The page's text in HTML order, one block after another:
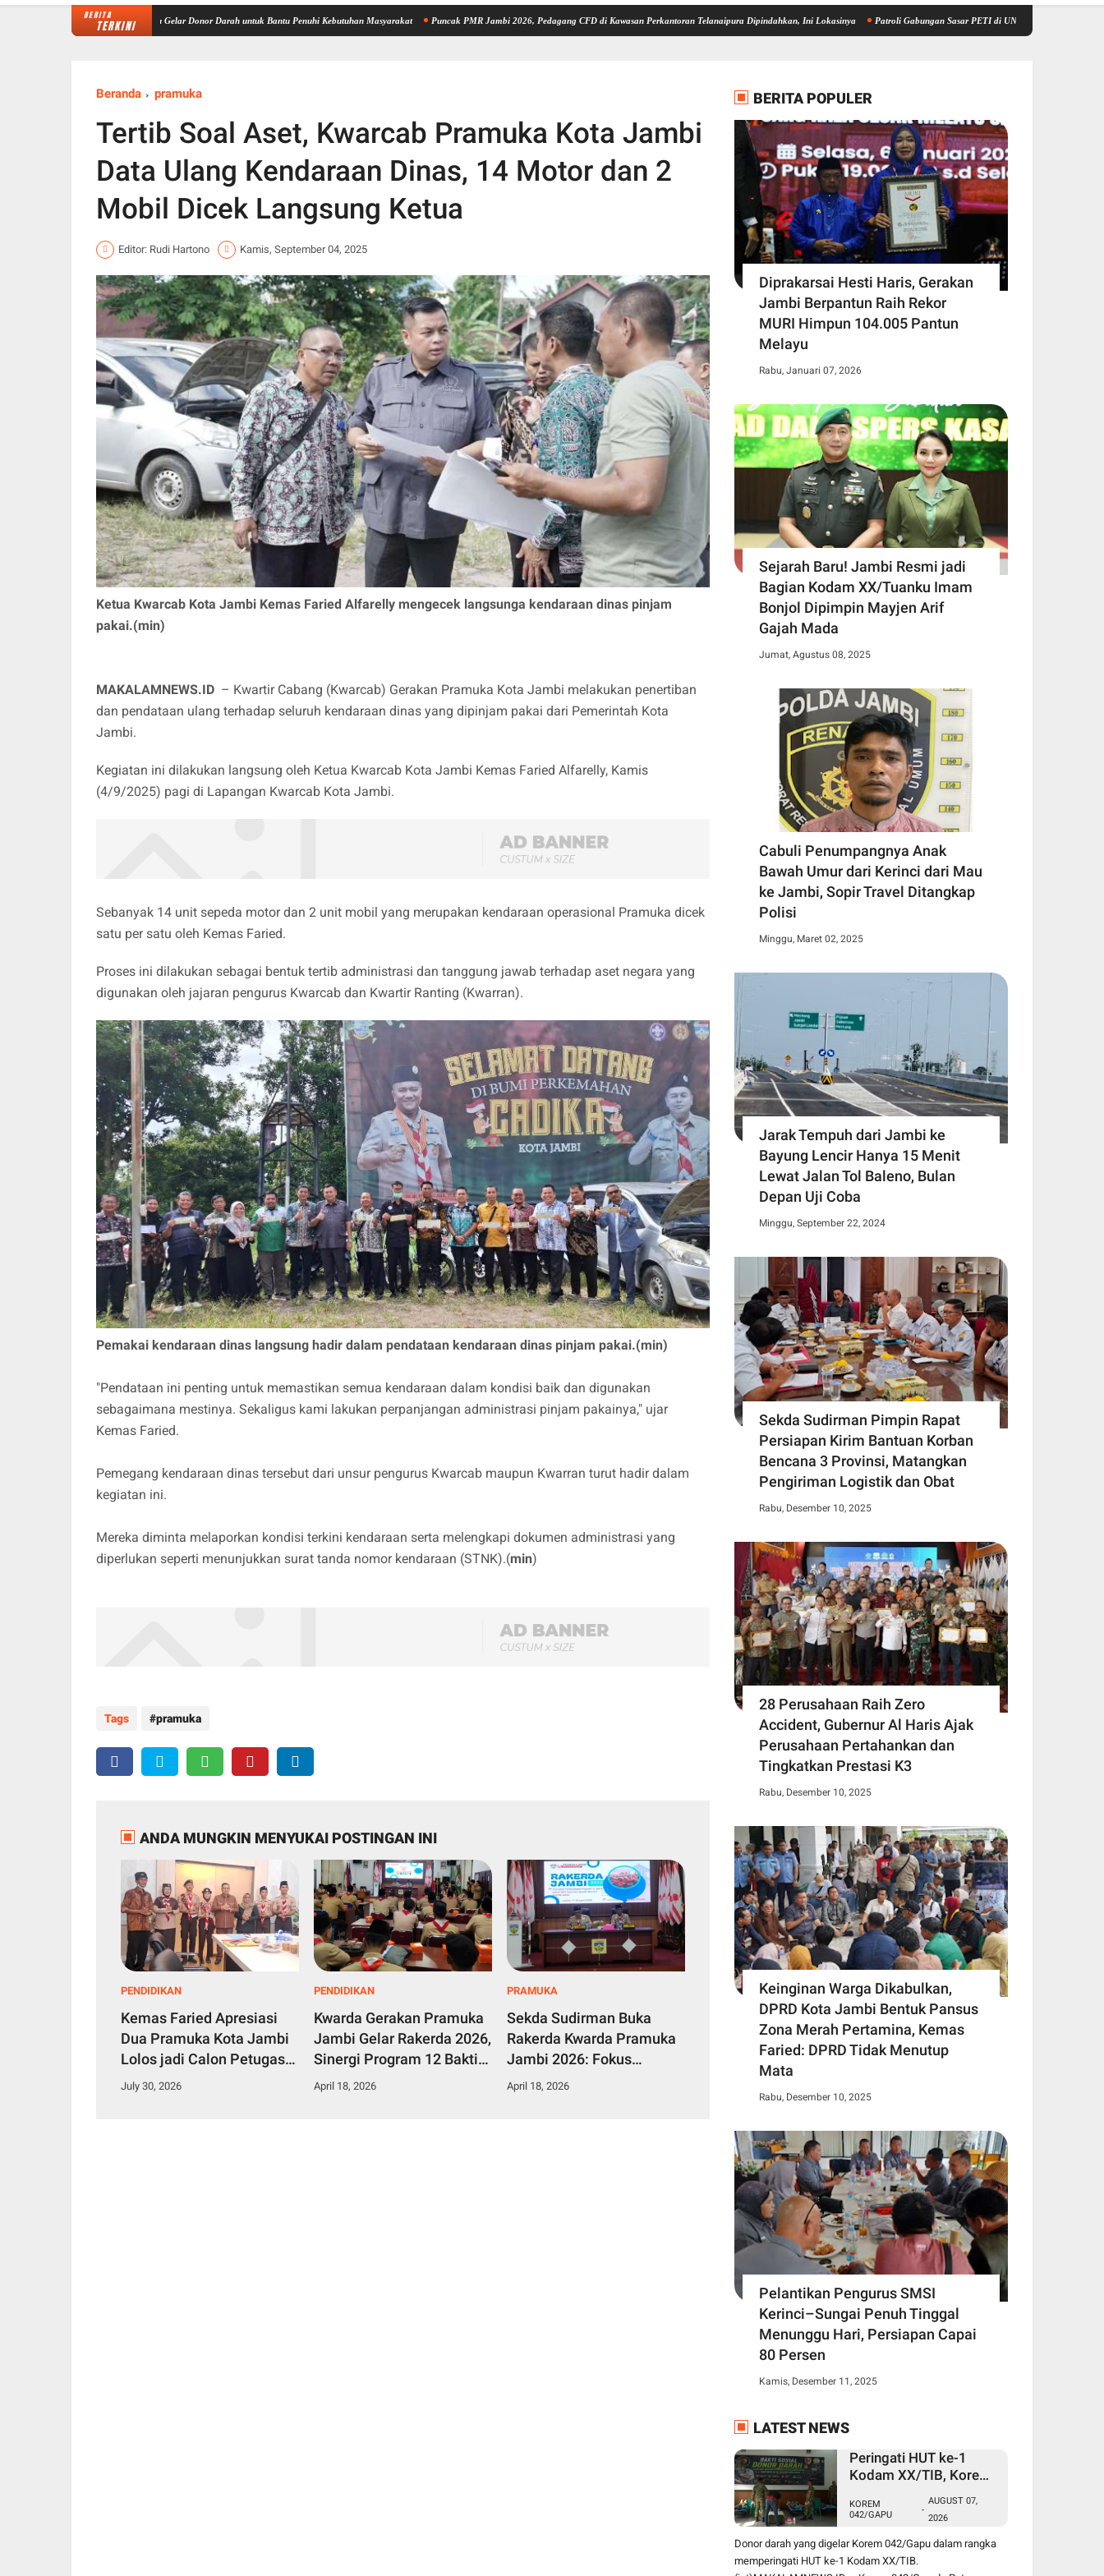
BERITA
TERKINI
TIB, Korem 042/Gapu Gelar Donor Darah untuk Bantu Penuhi Kebutuhan Masyarakat Puncak PMR Jambi 2026, Pedagang CFD di Kawasan Perkantoran Telanaipura Dipindahkan, Ini Lokasinya Patroli Gabungan Sasar PETI di UNESCO Global Geopark Merangin,
Beranda pramuka
Tertib Soal Aset, Kwarcab Pramuka Kota Jambi
Data Ulang Kendaraan Dinas, 14 Motor dan 2
Mobil Dicek Langsung Ketua
Editor: Rudi Hartono Kamis, September 04, 2025
Ketua Kwarcab Kota Jambi Kemas Faried Alfarelly mengecek langsunga kendaraan dinas pinjam
pakai.(min)
MAKALAMNEWS.ID – Kwartir Cabang (Kwarcab) Gerakan Pramuka Kota Jambi melakukan penertiban
dan pendataan ulang terhadap seluruh kendaraan dinas yang dipinjam pakai dari Pemerintah Kota
Jambi.
Kegiatan ini dilakukan langsung oleh Ketua Kwarcab Kota Jambi Kemas Faried Alfarelly, Kamis
(4/9/2025) pagi di Lapangan Kwarcab Kota Jambi.
Sebanyak 14 unit sepeda motor dan 2 unit mobil yang merupakan kendaraan operasional Pramuka dicek
satu per satu oleh Kemas Faried.
Proses ini dilakukan sebagai bentuk tertib administrasi dan tanggung jawab terhadap aset negara yang
digunakan oleh jajaran pengurus Kwarcab dan Kwartir Ranting (Kwarran).
Pemakai kendaraan dinas langsung hadir dalam pendataan kendaraan dinas pinjam pakai.(min)
"Pendataan ini penting untuk memastikan semua kendaraan dalam kondisi baik dan digunakan
sebagaimana mestinya. Sekaligus kami lakukan perpanjangan administrasi pinjam pakainya," ujar
Kemas Faried.
Pemegang kendaraan dinas tersebut dari unsur pengurus Kwarcab maupun Kwarran turut hadir dalam
kegiatan ini.
Mereka diminta melaporkan kondisi terkini kendaraan serta melengkapi dokumen administrasi yang
diperlukan seperti menunjukkan surat tanda nomor kendaraan (STNK).(min)
Tags pramuka
ANDA MUNGKIN MENYUKAI POSTINGAN INI
PENDIDIKAN
Kemas Faried Apresiasi
Dua Pramuka Kota Jambi
Lolos jadi Calon Petugas
Upacara Pembukaan
July 30, 2026
PENDIDIKAN
Kwarda Gerakan Pramuka
Jambi Gelar Rakerda 2026,
Sinergi Program 12 Bakti
jadi Fokus Utama
April 18, 2026
PRAMUKA
Sekda Sudirman Buka
Rakerda Kwarda Pramuka
Jambi 2026: Fokus
Evaluasi Strategi,
April 18, 2026
BERITA POPULER
Diprakarsai Hesti Haris, Gerakan
Jambi Berpantun Raih Rekor
MURI Himpun 104.005 Pantun
Melayu
Rabu, Januari 07, 2026
Sejarah Baru! Jambi Resmi jadi
Bagian Kodam XX/Tuanku Imam
Bonjol Dipimpin Mayjen Arif
Gajah Mada
Jumat, Agustus 08, 2025
Cabuli Penumpangnya Anak
Bawah Umur dari Kerinci dari Mau
ke Jambi, Sopir Travel Ditangkap
Polisi
Minggu, Maret 02, 2025
Jarak Tempuh dari Jambi ke
Bayung Lencir Hanya 15 Menit
Lewat Jalan Tol Baleno, Bulan
Depan Uji Coba
Minggu, September 22, 2024
Sekda Sudirman Pimpin Rapat
Persiapan Kirim Bantuan Korban
Bencana 3 Provinsi, Matangkan
Pengiriman Logistik dan Obat
Rabu, Desember 10, 2025
28 Perusahaan Raih Zero
Accident, Gubernur Al Haris Ajak
Perusahaan Pertahankan dan
Tingkatkan Prestasi K3
Rabu, Desember 10, 2025
Keinginan Warga Dikabulkan,
DPRD Kota Jambi Bentuk Pansus
Zona Merah Pertamina, Kemas
Faried: DPRD Tidak Menutup
Mata
Rabu, Desember 10, 2025
Pelantikan Pengurus SMSI
Kerinci–Sungai Penuh Tinggal
Menunggu Hari, Persiapan Capai
80 Persen
Kamis, Desember 11, 2025
LATEST NEWS
Peringati HUT ke-1
Kodam XX/TIB, Korem
Darah untuk Bantu
Penuhi Kebutuhan
Masyarakat
KOREM
042/GAPU
-
AUGUST 07,
2026
Donor darah yang digelar Korem 042/Gapu dalam rangka
memperingati HUT ke-1 Kodam XX/TIB.